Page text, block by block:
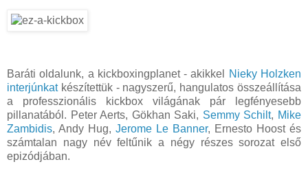
Baráti oldalunk, a kickboxingplanet - akikkel
Nieky Holzken
interjúnkatkészítettük - nagyszerű, hangulatos összeállítása
a professzionális kickbox világának pár legfényesebb
pillanatából. Peter Aerts, Gökhan Saki, Semmy Schilt, Mike
Zambidis, Andy Hug, Jerome Le Banner, Ernesto Hoost és
számtalan nagy név feltűnik a négy részes sorozat első
epizódjában.